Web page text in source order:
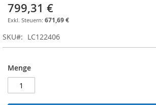
springen
799,31 €
671,69 €
SKU LC122406
Menge